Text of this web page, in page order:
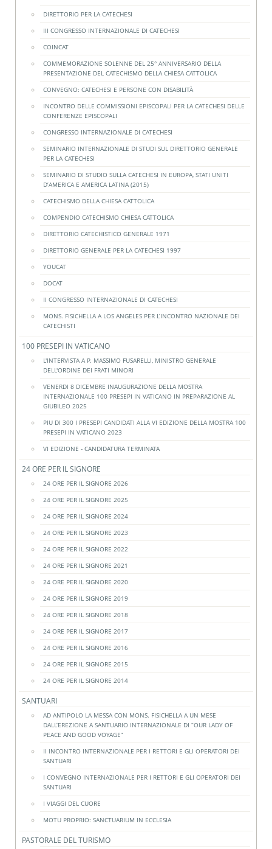
DIRETTORIO PER LA CATECHESI
III CONGRESSO INTERNAZIONALE DI CATECHESI
COINCAT
COMMEMORAZIONE SOLENNE DEL 25° ANNIVERSARIO DELLA
PRESENTAZIONE DEL CATECHISMO DELLA CHIESA CATTOLICA
CONVEGNO: CATECHESI E PERSONE CON DISABILITÀ
INCONTRO DELLE COMMISSIONI EPISCOPALI PER LA CATECHESI DELLE
CONFERENZE EPISCOPALI
CONGRESSO INTERNAZIONALE DI CATECHESI
SEMINARIO INTERNAZIONALE DI STUDI SUL DIRETTORIO GENERALE
PER LA CATECHESI
SEMINARIO DI STUDIO SULLA CATECHESI IN EUROPA, STATI UNITI
D’AMERICA E AMERICA LATINA (2015)
CATECHISMO DELLA CHIESA CATTOLICA
COMPENDIO CATECHISMO CHIESA CATTOLICA
DIRETTORIO CATECHISTICO GENERALE 1971
DIRETTORIO GENERALE PER LA CATECHESI 1997
YOUCAT
DOCAT
II CONGRESSO INTERNAZIONALE DI CATECHESI
MONS. FISICHELLA A LOS ANGELES PER L’INCONTRO NAZIONALE DEI
CATECHISTI
100 PRESEPI IN VATICANO
L'INTERVISTA A P. MASSIMO FUSARELLI, MINISTRO GENERALE
DELL'ORDINE DEI FRATI MINORI
VENERDI 8 DICEMBRE INAUGURAZIONE DELLA MOSTRA
INTERNAZIONALE 100 PRESEPI IN VATICANO IN PREPARAZIONE AL
GIUBILEO 2025
PIU DI 300 I PRESEPI CANDIDATI ALLA VI EDIZIONE DELLA MOSTRA 100
PRESEPI IN VATICANO 2023
VI EDIZIONE - CANDIDATURA TERMINATA
24 ORE PER IL SIGNORE
24 ORE PER IL SIGNORE 2026
24 ORE PER IL SIGNORE 2025
24 ORE PER IL SIGNORE 2024
24 ORE PER IL SIGNORE 2023
24 ORE PER IL SIGNORE 2022
24 ORE PER IL SIGNORE 2021
24 ORE PER IL SIGNORE 2020
24 ORE PER IL SIGNORE 2019
24 ORE PER IL SIGNORE 2018
24 ORE PER IL SIGNORE 2017
24 ORE PER IL SIGNORE 2016
24 ORE PER IL SIGNORE 2015
24 ORE PER IL SIGNORE 2014
SANTUARI
AD ANTIPOLO LA MESSA CON MONS. FISICHELLA A UN MESE
DALL’EREZIONE A SANTUARIO INTERNAZIONALE DI “OUR LADY OF
PEACE AND GOOD VOYAGE”
II INCONTRO INTERNAZIONALE PER I RETTORI E GLI OPERATORI DEI
SANTUARI
I CONVEGNO INTERNAZIONALE PER I RETTORI E GLI OPERATORI DEI
SANTUARI
I VIAGGI DEL CUORE
MOTU PROPRIO: SANCTUARIUM IN ECCLESIA
PASTORALE DEL TURISMO